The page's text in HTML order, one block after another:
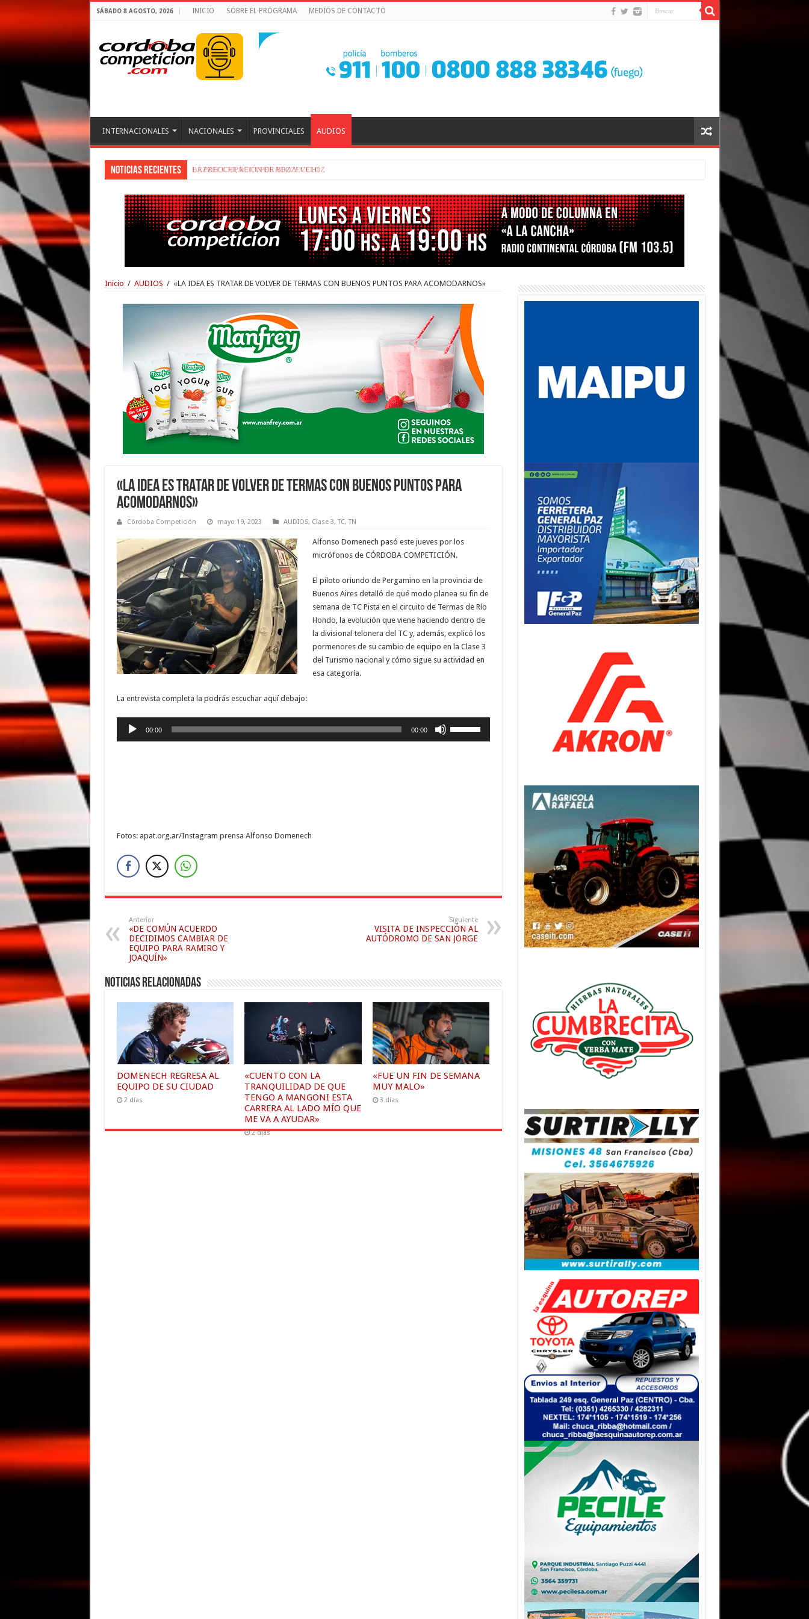
SÁBADO 8 AGOSTO, 2026 INICIO SOBRE EL PROGRAMA MEDIOS DE CONTACTO
INTERNACIONALES NACIONALES PROVINCIALES AUDIOS
Noticias recientes BEZZECCHI, RECUPERADO Y VELOZ
Inicio / AUDIOS / «LA IDEA ES TRATAR DE VOLVER DE TERMAS CON BUENOS PUNTOS PARA ACOMODARNOS»
«LA IDEA ES TRATAR DE VOLVER DE TERMAS CON BUENOS PUNTOS PARA
ACOMODARNOS»
Córdoba Competición mayo 19, 2023 AUDIOS, Clase 3,TC,TN
Alfonso Domenech pasó este jueves por los
micrófonos de CÓRDOBA COMPETICIÓN.
El piloto oriundo de Pergamino en la provincia de
Buenos Aires detalló de qué modo planea su fin de
semana de TC Pista en el circuito de Termas de Río
Hondo, la evolución que viene haciendo dentro de
la divisional telonera del TC y, además, explicó los
pormenores de su cambio de equipo en la Clase 3
del Turismo nacional y cómo sigue su actividad en
esa categoría.
La entrevista completa la podrás escuchar aquí debajo:
Reproductor
00:00 00:00
Fotos: apat.org.ar/Instagram prensa Alfonso Domenech
Anterior
«DE COMÚN ACUERDO
DECIDIMOS CAMBIAR DE
EQUIPO PARA RAMIRO Y
JOAQUÍN»
Siguiente
VISITA DE INSPECCIÓN AL
AUTÓDROMO DE SAN JORGE
Noticias relacionadas
DOMENECH REGRESA AL
EQUIPO DE SU CIUDAD
2 días
«CUENTO CON LA
TRANQUILIDAD DE QUE
TENGO A MANGONI ESTA
CARRERA AL LADO MÍO QUE
ME VA A AYUDAR»
2 días
«FUE UN FIN DE SEMANA
MUY MALO»
3 días